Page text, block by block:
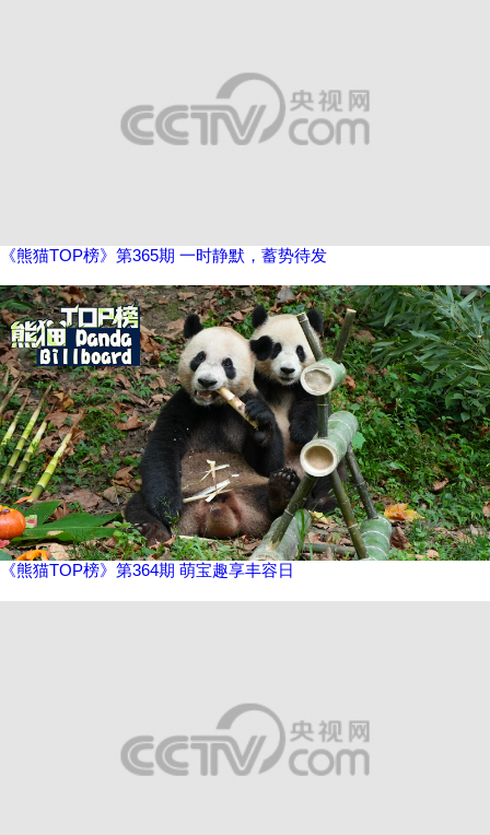
《熊猫TOP榜》第365期 一时静默，蓄势待发
《熊猫TOP榜》第364期 萌宝趣享丰容日